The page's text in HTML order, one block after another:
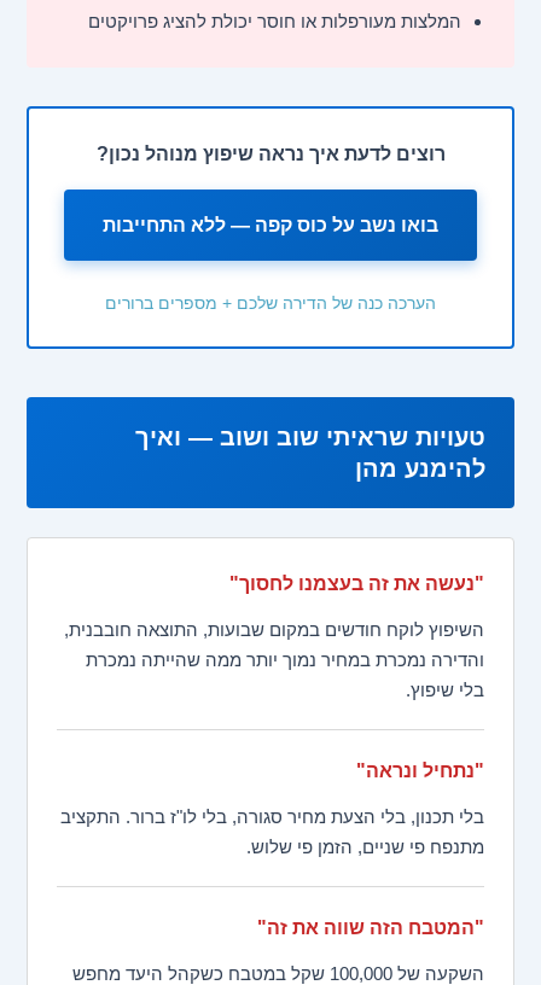
המלצות מעורפלות או חוסר יכולת להציג פרויקטים
רוצים לדעת איך נראה שיפוץ מנוהל נכון?
בואו נשב על כוס קפה — ללא התחייבות
הערכה כנה של הדירה שלכם + מספרים ברורים
טעויות שראיתי שוב ושוב — ואיך
להימנע מהן
"נעשה את זה בעצמנו לחסוך"
השיפוץ לוקח חודשים במקום שבועות, התוצאה חובבנית,
והדירה נמכרת במחיר נמוך יותר ממה שהייתה נמכרת
בלי שיפוץ.
"נתחיל ונראה"
בלי תכנון, בלי הצעת מחיר סגורה, בלי לו"ז ברור. התקציב
מתנפח פי שניים, הזמן פי שלוש.
"המטבח הזה שווה את זה"
השקעה של 100,000 שקל במטבח כשקהל היעד מחפש